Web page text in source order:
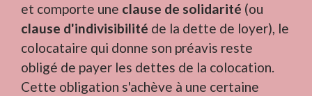
et comporte une clause de solidarité (ou
clause d'indivisibilité de la dette de loyer), le
colocataire qui donne son préavis reste
obligé de payer les dettes de la colocation.
Cette obligation s'achève à une certaine